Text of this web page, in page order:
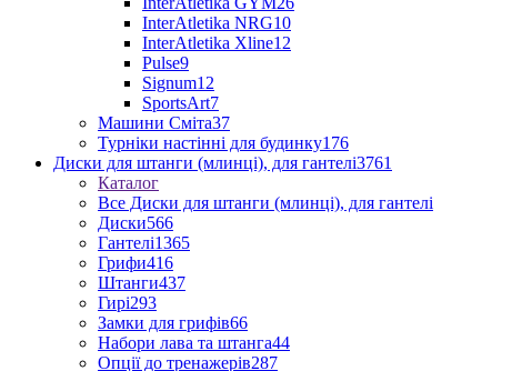
InterAtletika NRG10
InterAtletika Xline12
Pulse9
Signum12
SportsArt7
Машини Сміта37
Турніки настінні для будинку176
Диски для штанги (млинці), для гантелі3761
Каталог
Все Диски для штанги (млинці), для гантелі
Диски566
Гантелі1365
Грифи416
Штанги437
Гирі293
Замки для грифів66
Набори лава та штанга44
Опції до тренажерів287